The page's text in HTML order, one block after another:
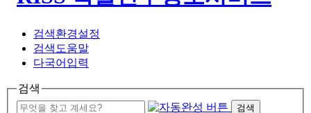
검색환경설정
검색도움말
다국어입력
검색
검색